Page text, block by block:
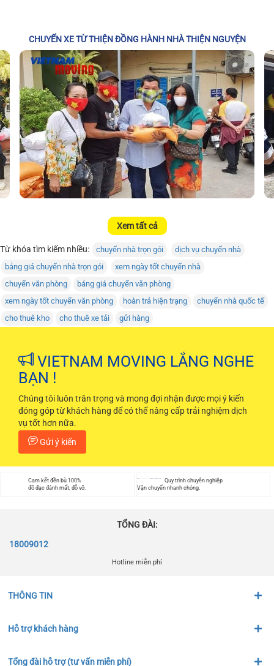
CHUYẾN XE TỪ THIỆN ĐỒNG HÀNH NHÀ THIỆN NGUYỆN
Xem tất cả
Từ khóa tìm kiếm nhiều: chuyển nhà trọn gói
dịch vụ chuyển nhà
bảng giá chuyển nhà trọn gói
xem ngày tốt chuyển nhà
chuyển văn phòng
bảng giá chuyển văn phòng
xem ngày tốt chuyển văn phòng
hoàn trả hiện trạng
chuyển nhà quốc tế
cho thuê kho
cho thuê xe tải gửi hàng
VIETNAM MOVING LẮNG NGHE
BẠN !
Chúng tôi luôn trân trọng và mong đợi nhận được mọi ý kiến
đóng góp từ khách hàng để có thể nâng cấp trải nghiệm dịch
vụ tốt hơn nữa.
Gửi ý kiến
Cam kết đền bù 100%
đồ đạc đánh mất, đỗ vỡ.
Quy trình chuyên nghiệp
Vận chuyển nhanh chóng.
TỔNG ĐÀI:
18009012
Hotline miễn phí
THÔNG TIN
Hỗ trợ khách hàng
Tổng đài hỗ trợ (tư vấn miễn phí)